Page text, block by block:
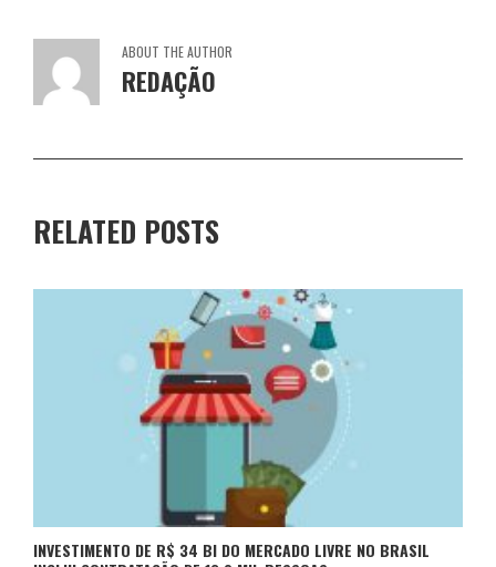
ABOUT THE AUTHOR
REDAÇÃO
RELATED POSTS
INVESTIMENTO DE R$ 34 BI DO MERCADO LIVRE NO BRASIL